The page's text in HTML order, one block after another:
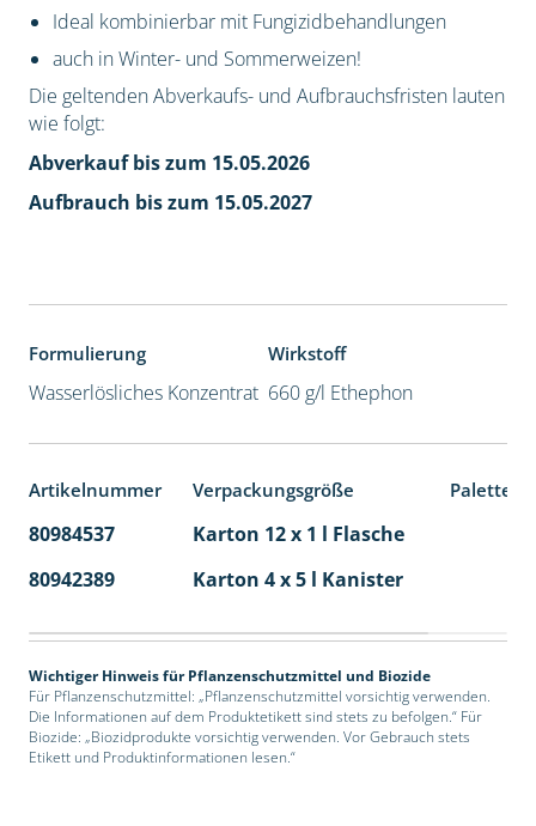
Ideal kombinierbar mit Fungizidbehandlungen
auch in Winter- und Sommerweizen!
Die geltenden Abverkaufs- und Aufbrauchsfristen lauten
wie folgt:
Abverkauf bis zum 15.05.2026
Aufbrauch bis zum 15.05.2027
Formulierung
Wasserlösliches Konzentrat
Wirkstoff
660 g/l Ethephon
Artikelnummer Verpackungsgröße
80984537 Karton 12 x 1 l Flasche
80942389
Karton 4 x 5 l Kanister
Wichtiger Hinweis für Pflanzenschutzmittel und Biozide
Für Pflanzenschutzmittel: „Pflanzenschutzmittel vorsichtig verwenden.
Die Informationen auf dem Produktetikett sind stets zu befolgen.“ Für
Biozide: „Biozidprodukte vorsichtig verwenden. Vor Gebrauch stets
Etikett und Produktinformationen lesen.“